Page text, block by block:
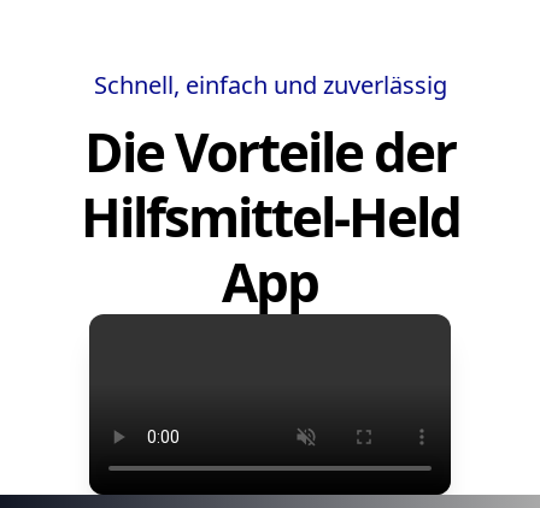
Schnell, einfach und zuverlässig
Die Vorteile der
Hilfsmittel-Held
App